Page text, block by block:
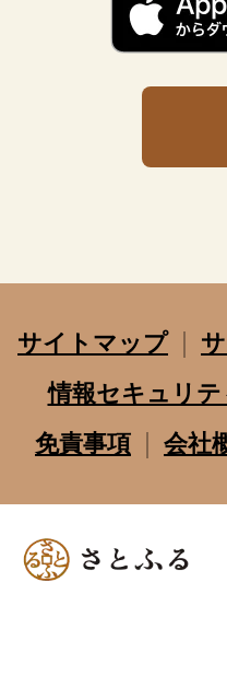
サイトマップ
情報セキュリテ
免責事項
会社